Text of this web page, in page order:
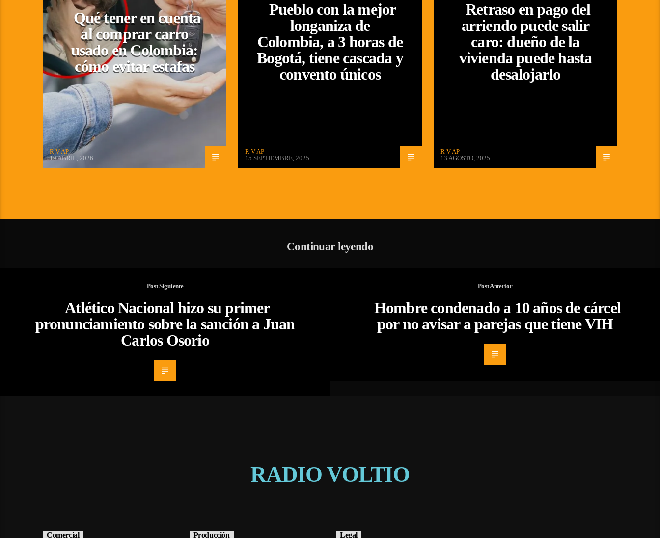
Qué tener en cuenta
al comprar carro
usado en Colombia:
cómo evitar estafas
R V AP
19 ABRIL, 2026
Pueblo con la mejor
longaniza de
Colombia, a 3 horas de
Bogotá, tiene cascada y
convento únicos
R V AP
15 SEPTIEMBRE, 2025
Retraso en pago del
arriendo puede salir
caro: dueño de la
vivienda puede hasta
desalojarlo
R V AP
13 AGOSTO, 2025
Continuar leyendo
Post Siguiente
Atlético Nacional hizo su primer
pronunciamiento sobre la sanción a Juan
Carlos Osorio
Post Anterior
Hombre condenado a 10 años de cárcel
por no avisar a parejas que tiene VIH
RADIO VOLTIO
Comercial Producción Legal